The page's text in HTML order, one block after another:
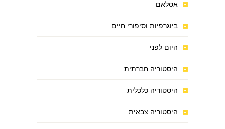
אסלאם
ביוגרפיות וסיפורי חיים
היום לפני
היסטוריה חברתית
היסטוריה כלכלית
היסטוריה צבאית